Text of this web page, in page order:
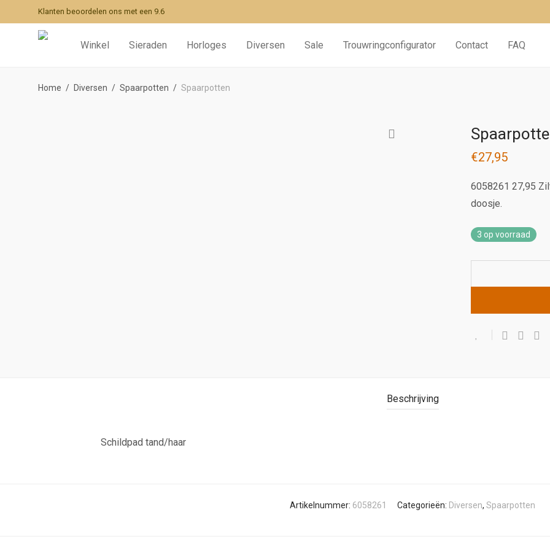
Klanten beoordelen ons met een 9.6
Winkel Sieraden Horloges Diversen Sale Trouwringconfigurator Contact FAQ
Home / Diversen / Spaarpotten / Spaarpotten
€27,95
6058261 27,95
doosje.
3 op voorraad
Beschrijving
Schildpad tand/haar
Artikelnummer: 6058261 Categorieën: Diversen, Spaarpotten